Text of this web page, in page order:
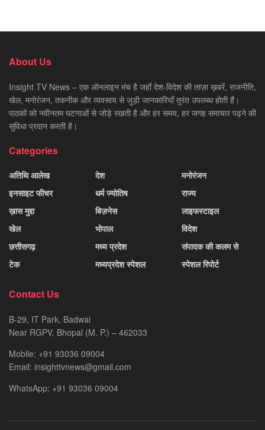
About Us
Insight TV News – एक ऑनलाइन मंच है जहाँ देश-विदेश की ताज़ा ख़बरें, राजनीति,
खेल, मनोरंजन, तकनीक और व्यवसाय से जुड़ी जानकारियाँ तुरंत उपलब्ध होती हैं।
पाठकों को नवीनतम घटनाओं से जोड़े रखती है और हर समय, हर जगह समाचार पढ़ने की
सुविधा प्रदान करती है।
Categories
अतिथि आलेख
इनसाइट फीचर
ख़ास मुद्दा
खेल
छत्तीसगढ़
टेक
देश
धर्म ज्योतिष
बिज़नेस
भोपाल
मध्य प्रदेश
मध्यप्रदेश स्पेशल
मनोरंजन
राज्य
लाइफस्टाइल
विदेश
संपादक की कलम से
स्पेशल रिपोर्ट
Contact Us
B-29, IT Park, Badwai
Near RGPV, Bhopal (M. P.) – 462033
Mobile: +91 93036 09004
Email: insighttvnews@gmail.com
WhatsApp: +91 93036 09004